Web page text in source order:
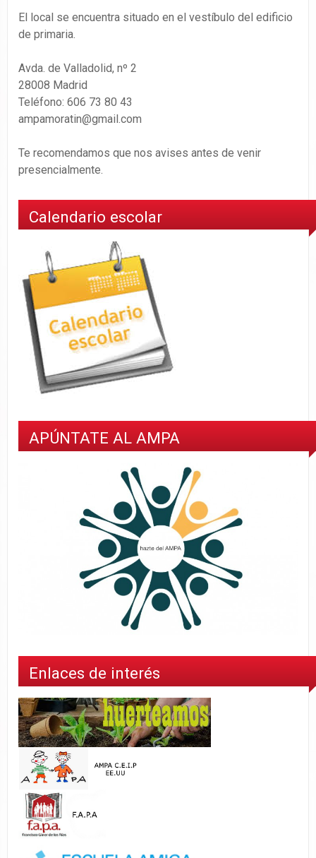
El local se encuentra situado en el vestíbulo del edificio
de primaria.
Avda. de Valladolid, nº 2
28008 Madrid
Teléfono: 606 73 80 43
ampamoratin@gmail.com
Te recomendamos que nos avises antes de venir
presencialmente.
Calendario escolar
APÚNTATE AL AMPA
Enlaces de interés